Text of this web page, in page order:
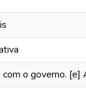
com o governo.